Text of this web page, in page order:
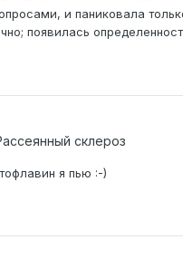
и паниковала
появилась
склероз
я пью :-)